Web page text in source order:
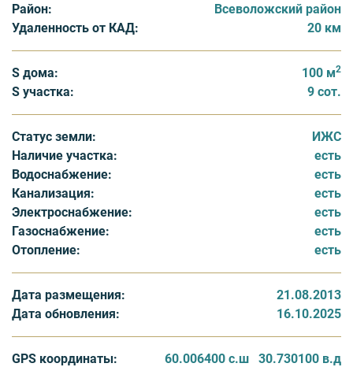
Инфраструктура поселка включает современные
дороги с качественным покрытием и уличным
освещением, систему круглосуточной охраны
территории, свою управляющую компанию,
Отличная транспортная доступность обеспечивается
удобными подъездами с Колтушского и Южного
шоссе, а также с Торгового проспекта. Для тех, кто
предпочитает общественный транспорт — станции
Щеглово и Мельничный ручей.
Корпорация «Мегалит» предлагает покупателям
гибкие условия: участки доступны как с
возможностью заключения договора подряда на
свободу выбора будущим владельцам.
Район:
Всеволожский район
Удаленность от КАД:
20 км
S дома: 100 м2
S участка: 9 сот.
Статус земли:
ИЖС
Наличие участка:
есть
Водоснабжение:
есть
Канализация:
есть
Электроснабжение:
есть
Газоснабжение:
есть
Отопление:
есть
Дата размещения:
21.08.2013
Дата обновления:
16.10.2025
GPS координаты: 60.006400 с.ш 30.730100 в.д